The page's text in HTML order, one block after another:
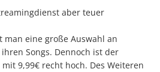
aber teuer
man eine große Auswahl an
Songs. Dennoch ist der
9,99€ recht hoch. Des Weiteren